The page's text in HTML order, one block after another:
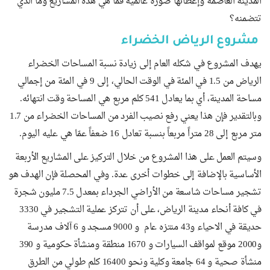
تتضمنه؟
مشروع الرياض الخضراء
يهدف المشروع في شكله العام إلى زيادة نسبة المساحات الخضراء
الرياض من 1.5 في المئة في الوقت الحالي، إلى 9 في المئة من إجمالي
مساحة المدينة، أي بما يعادل 541 كلم مربع هي المساحة وقت انتهائه.
وبالتقدير فإن هذا يعني رفع نصيب الفرد من المساحات الخضراء من 1.7
متر مربع إلى 28 متراً مربعاً بنسبة تعادل 16 ضعفاً عمّا هي عليه اليوم.
وسيتم العمل على هذا المشروع من خلال التركيز على المشاريع الأربعة
الأساسية بالإضافة إلى خطوات أخرى عدة. وفي المحصلة فإن الهدف هو
تشجير مساحات شاسعة من الأراضي الجرداء بمعدل 7.5 مليون شجرة
في كافة أنحاء مدينة الرياض، على أن تتركز عملية التشجير في 3330
حديقة في الاحياء و43 منتزه عام و 9000 مسجد و 6 آلاف مدرسة
و2000 موقع لمواقف السيارات و 1670 منطقة ومنشأة حكومية و 390
منشأة صحية و 64 جامعة وكلية ونحو 16400 كلم طولي من الطرق